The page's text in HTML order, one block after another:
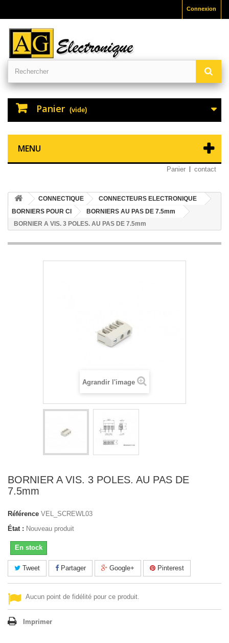
Connexion
Panier (vide)
MENU
Panier contact
CONNECTIQUE
CONNECTEURS ELECTRONIQUE
BORNIERS POUR CI
BORNIERS AU PAS DE 7.5mm
BORNIER A VIS. 3 POLES. AU PAS DE 7.5mm
Agrandir l'image
BORNIER A VIS. 3 POLES. AU PAS DE
7.5mm
Référence VEL_SCREWL03
État : Nouveau produit
En stock
Tweet Partager Google+ Pinterest
Aucun point de fidélité pour ce produit.
Imprimer